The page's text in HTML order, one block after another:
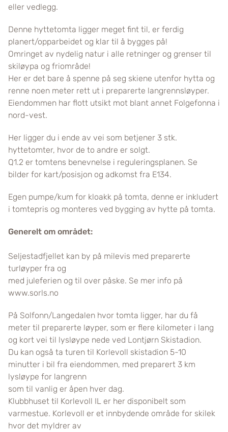
eller vedlegg.
Denne hyttetomta ligger meget fint til, er ferdig
planert/opparbeidet og klar til å bygges på!
Omringet av nydelig natur i alle retninger og grenser til
skiløypa og friområde!
Her er det bare å spenne på seg skiene utenfor hytta og
renne noen meter rett ut i preparerte langrennsløyper.
Eiendommen har flott utsikt mot blant annet Folgefonna i
nord-vest.
Her ligger du i ende av vei som betjener 3 stk.
hyttetomter, hvor de to andre er solgt.
Q1.2 er tomtens benevnelse i reguleringsplanen. Se
bilder for kart/posisjon og adkomst fra E134.
Egen pumpe/kum for kloakk på tomta, denne er inkludert
i tomtepris og monteres ved bygging av hytte på tomta.
Generelt om området:
Seljestadfjellet kan by på milevis med preparerte
turløyper fra og
med juleferien og til over påske. Se mer info på
www.sorls.no
På Solfonn/Langedalen hvor tomta ligger, har du få
meter til preparerte løyper, som er flere kilometer i lang
og kort vei til lysløype nede ved Lontjørn Skistadion.
Du kan også ta turen til Korlevoll skistadion 5-10
minutter i bil fra eiendommen, med preparert 3 km
lysløype for langrenn
som til vanlig er åpen hver dag.
Klubbhuset til Korlevoll IL er her disponibelt som
varmestue. Korlevoll er et innbydende område for skilek
hvor det myldrer av